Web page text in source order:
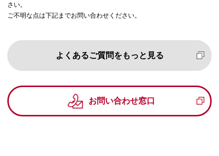
さい。
ご不明な点は下記までお問い合わせください。
よくあるご質問をもっと見る
お問い合わせ窓口